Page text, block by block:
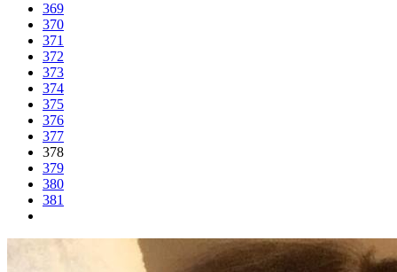
369
370
371
372
373
374
375
376
377
378
379
380
381